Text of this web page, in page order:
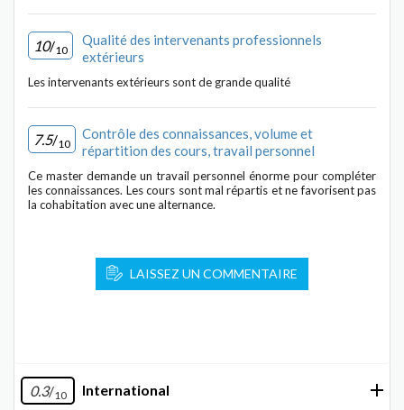
10/10
Qualité des intervenants professionnels
extérieurs
Les intervenants extérieurs sont de grande qualité
7.5/10
Contrôle des connaissances, volume et
répartition des cours, travail personnel
Ce master demande un travail personnel énorme pour compléter
les connaissances. Les cours sont mal répartis et ne favorisent pas
la cohabitation avec une alternance.
LAISSEZ UN COMMENTAIRE
0.3/10 International